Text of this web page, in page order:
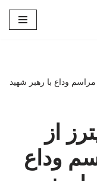
وداع با رهبر شهید
از
وداع